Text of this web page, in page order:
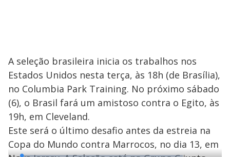
A seleção brasileira inicia os trabalhos nos
Estados Unidos nesta terça, às 18h (de Brasília),
no Columbia Park Training. No próximo sábado
(6), o Brasil fará um amistoso contra o Egito, às
19h, em Cleveland.
Este será o último desafio antes da estreia na
Copa do Mundo contra Marrocos, no dia 13, em